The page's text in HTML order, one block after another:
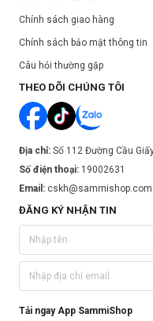
Chính sách giao hàng
Chính sách bảo mật thông tin
Câu hỏi thường gặp
THEO DÕI CHÚNG TÔI
Địa chỉ: Số 112 Đường Cầu
Số điện thoại: 19002631
Email: cskh@sammishop.com
ĐĂNG KÝ NHẬN TIN
Tải ngay App SammiShop